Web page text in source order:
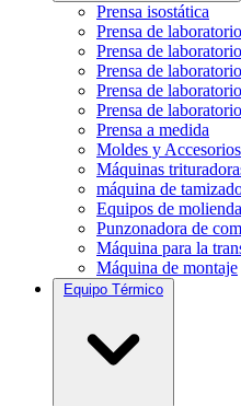
Prensa isostática
Prensa de
Prensa de
Prensa de
Prensa de
Prensa de
Prensa a medida
Moldes y Accesorios
Máquinas
máquina de
Equipos de molienda
Punzonadora de
Máquina para la
Máquina de montaje
Equipo Térmico